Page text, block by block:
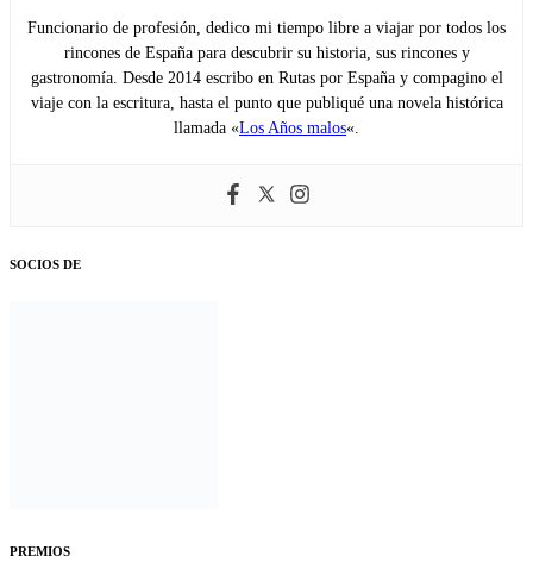
Funcionario de profesión, dedico mi tiempo libre a viajar por todos los
rincones de España para descubrir su historia, sus rincones y
gastronomía. Desde 2014 escribo en Rutas por España y compagino el
viaje con la escritura, hasta el punto que publiqué una novela histórica
llamada «Los Años malos«.
SOCIOS DE
PREMIOS